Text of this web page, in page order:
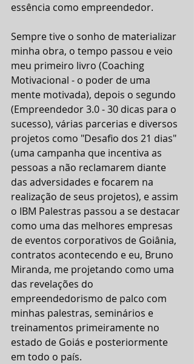
essência como empreendedor.
Sempre tive o sonho de materializar
minha obra, o tempo passou e veio
meu primeiro livro (Coaching
Motivacional - o poder de uma
mente motivada), depois o segundo
(Empreendedor 3.0 - 30 dicas para o
sucesso), várias parcerias e diversos
projetos como "Desafio dos 21 dias"
(uma campanha que incentiva as
pessoas a não reclamarem diante
das adversidades e focarem na
realização de seus projetos), e assim
o IBM Palestras passou a se destacar
como uma das melhores empresas
de eventos corporativos de Goiânia,
contratos acontecendo e eu, Bruno
Miranda, me projetando como uma
das revelações do
empreendedorismo de palco com
minhas palestras, seminários e
treinamentos primeiramente no
estado de Goiás e posteriormente
em todo o país.